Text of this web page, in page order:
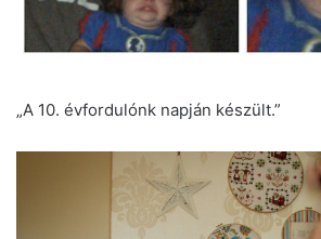
„A 10. évfordulónk napján készült.”